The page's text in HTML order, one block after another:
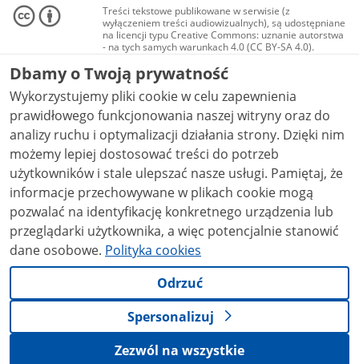
Treści tekstowe publikowane w serwisie (z
wyłączeniem treści audiowizualnych), są udostępniane
na licencji typu Creative Commons: uznanie autorstwa
- na tych samych warunkach 4.0 (CC BY-SA 4.0).
Materiały audiowizualne, w tym zdjęcia, materiały
audio i wideo, są udostępniane na licencji typu
Creative Commons: uznanie autorstwa użycie
niekomercyjne - bez utworów zależnych 4.0 (CC BY-
NC-ND 4.0), o ile nie jest to stwierdzone inaczej.
Dbamy o Twoją prywatność
Wykorzystujemy pliki cookie w celu zapewnienia
prawidłowego funkcjonowania naszej witryny oraz do
analizy ruchu i optymalizacji działania strony. Dzięki nim
możemy lepiej dostosować treści do potrzeb
użytkowników i stale ulepszać nasze usługi. Pamiętaj, że
informacje przechowywane w plikach cookie mogą
pozwalać na identyfikację konkretnego urządzenia lub
przeglądarki użytkownika, a więc potencjalnie stanowić
dane osobowe. Polityka cookies
Odrzuć
Spersonalizuj
Zezwól na wszystkie